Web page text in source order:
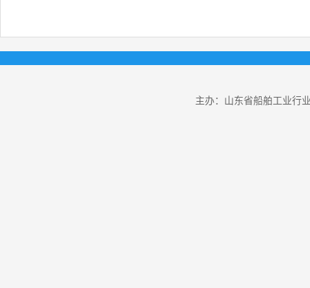
主办：山东省船舶工业行